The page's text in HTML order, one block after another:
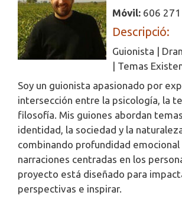
Móvil: 606
Descripció:
Guionista |
| Temas
Soy un guionista apasionado por
intersección entre la psicología, la
filosofía. Mis guiones abordan
identidad, la sociedad y la
combinando profundidad emocional
narraciones centradas en los
proyecto está diseñado para
perspectivas e inspirar.